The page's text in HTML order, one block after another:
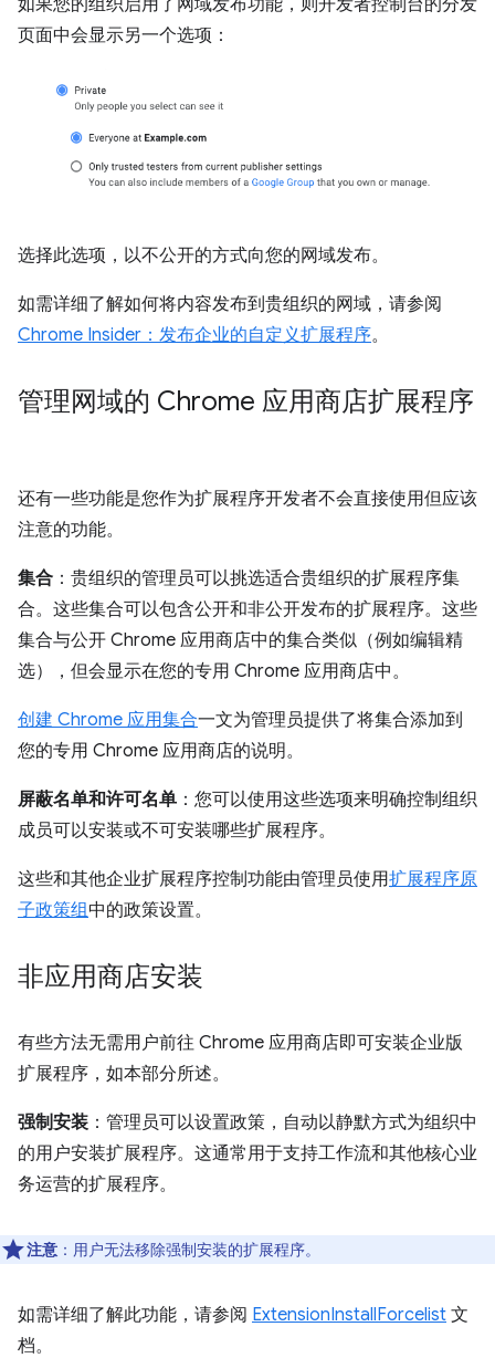
如果您的组织启用了网域发布功能，则开发者控制台的分发
页面中会显示另一个选项：
选择此选项，以不公开的方式向您的网域发布。
如需详细了解如何将内容发布到贵组织的网域，请参阅
Chrome Insider：发布企业的自定义扩展程序。
管理网域的 Chrome 应用商店扩展程序
还有一些功能是您作为扩展程序开发者不会直接使用但应该
注意的功能。
集合 ：贵组织的管理员可以挑选适合贵组织的扩展程序集
合。这些集合可以包含公开和非公开发布的扩展程序。这些
集合与公开 Chrome 应用商店中的集合类似（例如编辑精
选），但会显示在您的专用 Chrome 应用商店中。
创建 Chrome 应用集合一文为管理员提供了将集合添加到
您的专用 Chrome 应用商店的说明。
屏蔽名单和许可名单 ：您可以使用这些选项来明确控制组织
成员可以安装或不可安装哪些扩展程序。
这些和其他企业扩展程序控制功能由管理员使用扩展程序原
子政策组中的政策设置。
非应用商店安装
有些方法无需用户前往 Chrome 应用商店即可安装企业版
扩展程序，如本部分所述。
强制安装 ：管理员可以设置政策，自动以静默方式为组织中
的用户安装扩展程序。这通常用于支持工作流和其他核心业
务运营的扩展程序。
注意 ：用户无法移除强制安装的扩展程序。
如需详细了解此功能，请参阅 ExtensionInstallForcelist 文
档。